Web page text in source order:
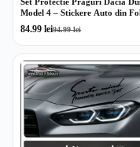
Model 4 – Stickere Auto din
Autocolantă | Rezistent Apă
94.99lei
Prețul
inițial
a
fost:
94.99 lei.
84.99 leiPrețul
curent
este:
84.99 lei.